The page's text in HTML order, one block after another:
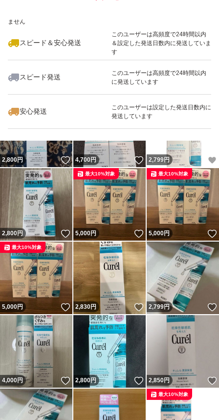
ません
スピード＆安心発送
このユーザーは高頻度で24時間以内
＆設定した発送日数内に発送していま
す
スピード発送
このユーザーは高頻度で24時間以内
に発送しています
安心発送
このユーザーは設定した発送日数内に
発送しています
いいね！
1,770
2,800円 いいね！
4,700円 いいね！
2,799円
2,800円 いいね！
5,000円 いいね！
最大10%対象
5,000円
最大10%対象
5,000円 いいね！
最大10%対象
2,830円 いいね！
2,799円
4,000円 いいね！
2,800円 いいね！
2,850円
最大10%対象